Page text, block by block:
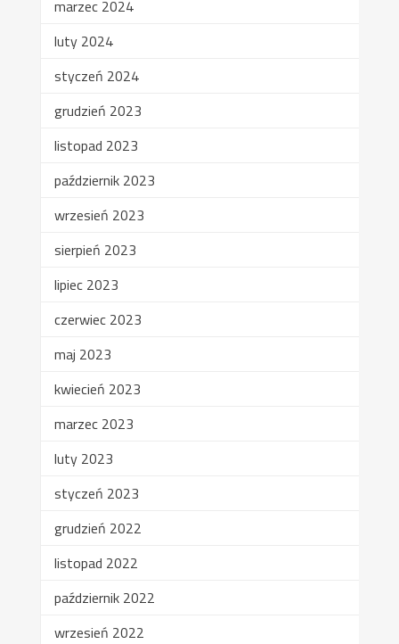
marzec 2024
luty 2024
styczeń 2024
grudzień 2023
listopad 2023
październik 2023
wrzesień 2023
sierpień 2023
lipiec 2023
czerwiec 2023
maj 2023
kwiecień 2023
marzec 2023
luty 2023
styczeń 2023
grudzień 2022
listopad 2022
październik 2022
wrzesień 2022